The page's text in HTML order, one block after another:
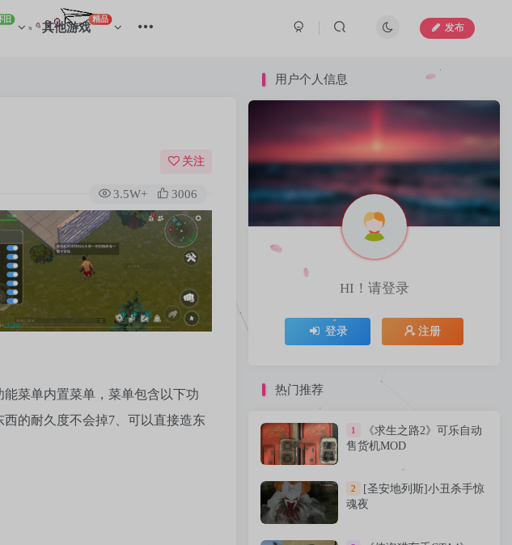
旧
其他游戏
精品
发布
关注
3.5W+ 3006
菜单内置菜单，菜单包含以下功
的耐久度不会掉7、可以直接造东
用户个人信息
HI！请登录
登录 注册
热门推荐
1
《求生之路2》可乐自动
售货机MOD
2
[圣安地列斯]小丑杀手惊
魂夜
用户个人信息
HI！请登录
登录 注册
热门推荐
1
《求生之路2》可乐自动
售货机MOD
2
[圣安地列斯]小丑杀手惊
魂夜